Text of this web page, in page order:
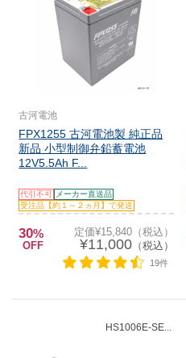
古河電池
FPX1255 古河電池製 純正品
新品 小型制御弁鉛蓄電池
12V5.5Ah F...
代引不可
メーカー直送品
受注品【約１～２ヵ月】で発送
30%
OFF
定価¥15,840（税込）
¥11,000（税込）
19件
HS1006E-SE...